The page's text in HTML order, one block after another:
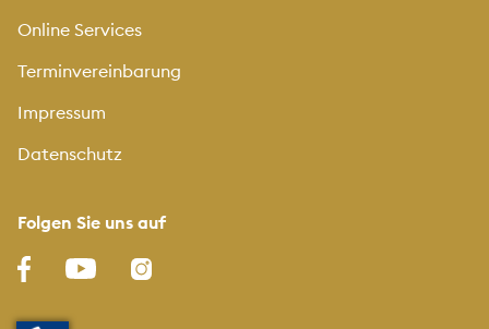
Online Services
Terminvereinbarung
Impressum
Datenschutz
Folgen Sie uns auf